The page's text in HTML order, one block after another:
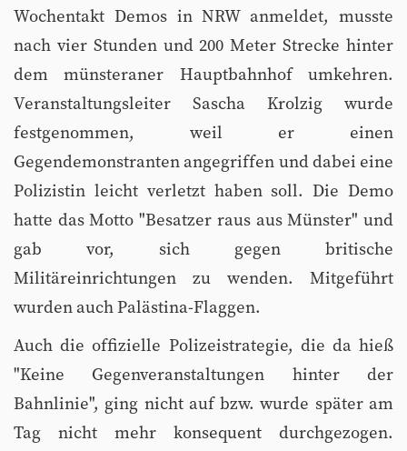
Wochentakt Demos in NRW anmeldet, musste
nach vier Stunden und 200 Meter Strecke hinter
dem münsteraner Hauptbahnhof umkehren.
Veranstaltungsleiter Sascha Krolzig wurde
festgenommen, weil er einen
Gegendemonstranten angegriffen und dabei eine
Polizistin leicht verletzt haben soll. Die Demo
hatte das Motto "Besatzer raus aus Münster" und
gab vor, sich gegen britische
Militäreinrichtungen zu wenden. Mitgeführt
wurden auch Palästina-Flaggen.
Auch die offizielle Polizeistrategie, die da hieß
"Keine Gegenveranstaltungen hinter der
Bahnlinie", ging nicht auf bzw. wurde später am
Tag nicht mehr konsequent durchgezogen.